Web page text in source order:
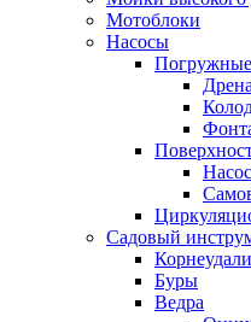
Мотоблоки
Насосы
Садовый
Буры
Ведра